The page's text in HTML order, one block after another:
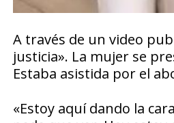
A través de un video
justicia». La mujer se
Estaba asistida por el
«Estoy aquí dando la